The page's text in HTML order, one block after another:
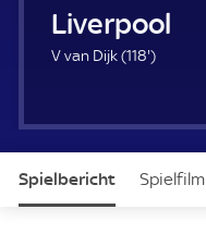
Liverpool
V van Dijk (118'1
n
)
Spielbericht Spielfilm